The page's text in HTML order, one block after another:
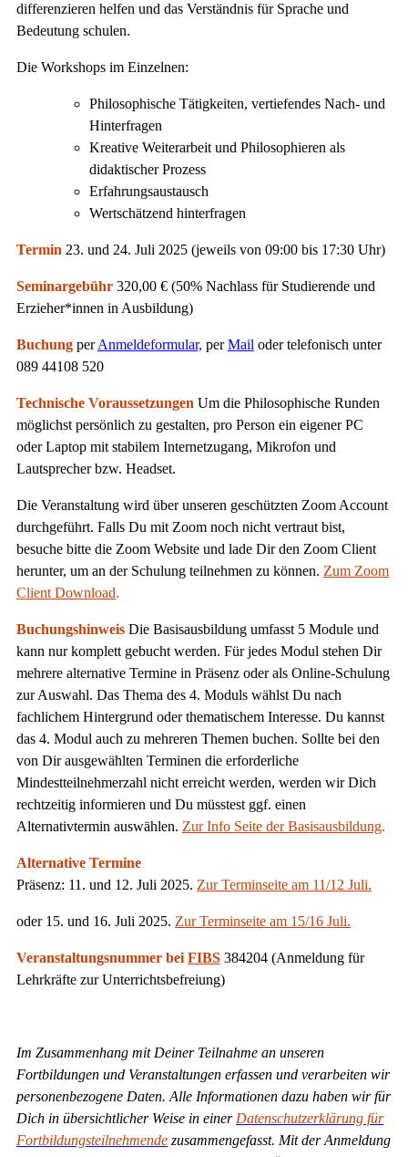
differenzieren helfen und das Verständnis für Sprache und
Bedeutung schulen.
Die Workshops im Einzelnen:
Philosophische Tätigkeiten, vertiefendes Nach- und
Hinterfragen
Kreative Weiterarbeit und Philosophieren als
didaktischer Prozess
Erfahrungsaustausch
Wertschätzend hinterfragen
Termin 23. und 24. Juli 2025 (jeweils von 09:00 bis 17:30 Uhr)
Seminargebühr 320,00 € (50% Nachlass für Studierende und
Erzieher*innen in Ausbildung)
Buchung perAnmeldeformular, perMail oder telefonisch unter
089 44108 520
Technische Voraussetzungen Um die Philosophische Runden
möglichst persönlich zu gestalten, pro Person ein eigener PC
oder Laptop mit stabilem Internetzugang, Mikrofon und
Lautsprecher bzw. Headset.
Die Veranstaltung wird über unseren geschützten Zoom Account
durchgeführt. Falls Du mit Zoom noch nicht vertraut bist,
besuche bitte die Zoom Website und lade Dir den Zoom Client
herunter, um an der Schulung teilnehmen zu können. Zum Zoom
Client Download.
Buchungshinweis Die Basisausbildung umfasst 5 Module und
kann nur komplett gebucht werden. Für jedes Modul stehen Dir
mehrere alternative Termine in Präsenz oder als Online-Schulung
zur Auswahl. Das Thema des 4. Moduls wählst Du nach
fachlichem Hintergrund oder thematischem Interesse. Du kannst
das 4. Modul auch zu mehreren Themen buchen. Sollte bei den
von Dir ausgewählten Terminen die erforderliche
Mindestteilnehmerzahl nicht erreicht werden, werden wir Dich
rechtzeitig informieren und Du müsstest ggf. einen
Alternativtermin auswählen. Zur Info Seite der Basisausbildung.
Alternative Termine
Präsenz: 11. und 12. Juli 2025. Zur Terminseite am 11/12 Juli.
oder 15. und 16. Juli 2025. Zur Terminseite am 15/16 Juli.
Veranstaltungsnummer bei FIBS 384204 (Anmeldung für
Lehrkräfte zur Unterrichtsbefreiung)
Im Zusammenhang mit Deiner Teilnahme an unseren
Fortbildungen und Veranstaltungen erfassen und verarbeiten wir
personenbezogene Daten. Alle Informationen dazu haben wir für
Dich in übersichtlicher Weise in einer Datenschutzerklärung für
Fortbildungsteilnehmende zusammengefasst. Mit der Anmeldung